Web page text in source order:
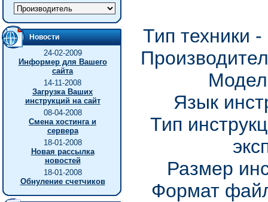
Новости
24-02-2009
Информер для Вашего
сайта
14-11-2008
Загрузка Ваших
инструкций на сайт
08-04-2008
Смена хостинга и
сервера
18-01-2008
Новая рассылка
новостей
18-01-2008
Обнуление счетчиков
Тип техники
Язык
Тип
Размер
Формат